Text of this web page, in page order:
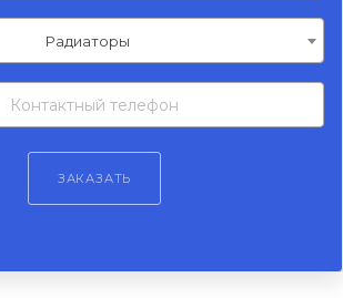
Радиаторы
ЗАКАЗАТЬ